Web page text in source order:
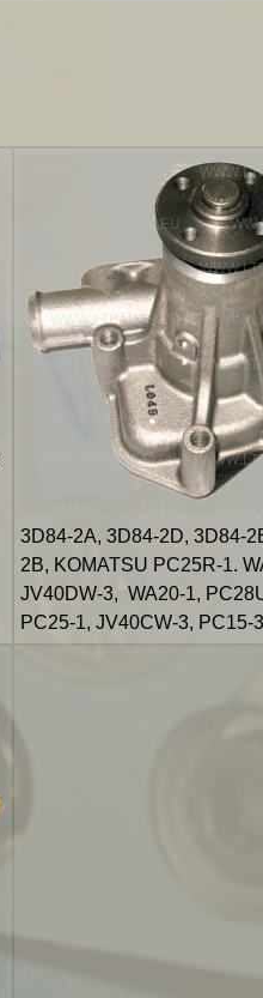
3D84-2A, 3D84-2D, 3D84-
2B, KOMATSU PC25R-1.
JV40DW-3, WA20-1,
PC25-1, JV40CW-3, PC15-